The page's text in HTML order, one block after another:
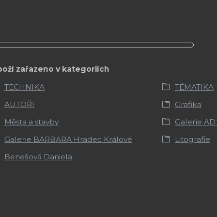
zařazeno v kategoriích
TECHNIKA
TÉMATIKA
AUTOŘI
Grafika
Města a stavby
Galerie
Galerie BARBARA Hradec Králové
Litografie
Benešová Daniela